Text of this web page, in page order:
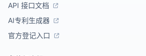
API 接口文档
AI专利生成器
官方登记入口